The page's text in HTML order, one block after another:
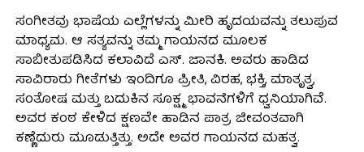
ಸಂಗೀತವು ಭಾಷೆಯ ಎಲ್ಲೆಗಳನ್ನು ಮೀರಿ ಹೃದಯವನ್ನು ತಲುಪುವ
ಮಾಧ್ಯಮ. ಆ ಸತ್ಯವನ್ನು ತಮ್ಮ ಗಾಯನದ ಮೂಲಕ
ಸಾಬೀತುಪಡಿಸಿದ ಕಲಾವಿದೆ ಎಸ್. ಜಾನಕಿ. ಅವರು ಹಾಡಿದ
ಸಾವಿರಾರು ಗೀತೆಗಳು ಇಂದಿಗೂ ಪ್ರೀತಿ, ವಿರಹ, ಭಕ್ತಿ, ಮಾತೃತ್ವ,
ಸಂತೋಷ ಮತ್ತು ಬದುಕಿನ ಸೂಕ್ಷ್ಮ ಭಾವನೆಗಳಿಗೆ ಧ್ವನಿಯಾಗಿವೆ.
ಅವರ ಕಂಠ ಕೇಳಿದ ಕ್ಷಣವೇ ಹಾಡಿನ ಪಾತ್ರ ಜೀವಂತವಾಗಿ
ಕಣ್ಣೆದುರು ಮೂಡುತ್ತಿತ್ತು. ಅದೇ ಅವರ ಗಾಯನದ ಮಹತ್ವ.